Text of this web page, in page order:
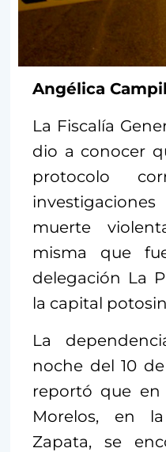
Angélica
La Fiscalía
dio a conocer
protocolo
muerte
misma que
delegación La
la capital
La
noche del 10
reportó que en
Morelos, en
Zapata, se